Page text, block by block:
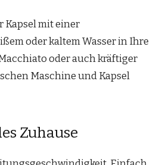
Kapsel mit einer
oder kaltem Wasser in Ihre
oder auch kräftiger
Maschine und Kapsel
Zuhause